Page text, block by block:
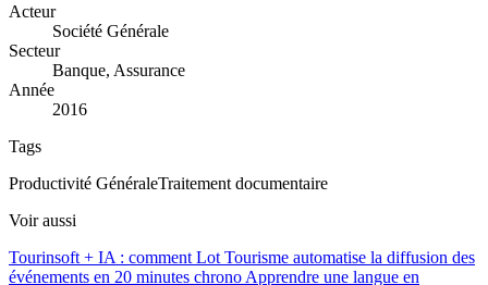
Acteur
Société Générale
Secteur
Banque, Assurance
Année
2016
Tags
Productivité GénéraleTraitement documentaire
Voir aussi
Tourinsoft + IA : comment Lot Tourisme automatise la diffusion des
événements en 20 minutes chrono Apprendre une langue en